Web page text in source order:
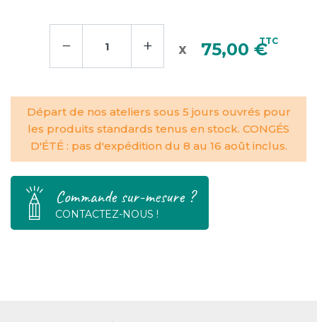
− + 75,00 €TTC
Départ de nos ateliers sous 5 jours ouvrés pour
les produits standards tenus en stock. CONGÉS
D'ÉTÉ : pas d'expédition du 8 au 16 août inclus.
Commande sur-mesure ?
CONTACTEZ-NOUS !